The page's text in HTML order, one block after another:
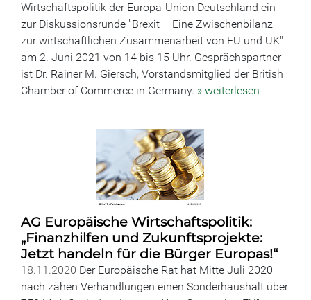
Wirtschaftspolitik der Europa-Union Deutschland ein
zur Diskussionsrunde "Brexit – Eine Zwischenbilanz
zur wirtschaftlichen Zusammenarbeit von EU und UK"
am 2. Juni 2021 von 14 bis 15 Uhr. Gesprächspartner
ist Dr. Rainer M. Giersch, Vorstandsmitglied der British
Chamber of Commerce in Germany. » weiterlesen
AG Europäische Wirtschaftspolitik:
„Finanzhilfen und Zukunftsprojekte:
Jetzt handeln für die Bürger Europas!“
18.11.2020 Der Europäische Rat hat Mitte Juli 2020
nach zähen Verhandlungen einen Sonderhaushalt über